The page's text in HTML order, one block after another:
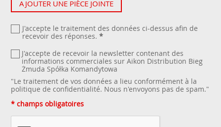
AJOUTER UNE PIÈCE JOINTE
J'accepte le traitement des données ci-dessus afin de
recevoir des réponses. *
J'accepte de recevoir la newsletter contenant des
informations commerciales sur Aikon Distribution Bieg
Żmuda Spółka Komandytowa
"Le traitement de vos données a lieu conformément à la
politique de confidentialité. Nous n'envoyons pas de spam."
* champs obligatoires